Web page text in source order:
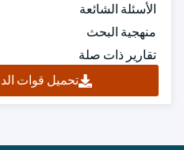
الأسئلة الشائعة
منهجية البحث
تقارير ذات صلة
تحميل قوات